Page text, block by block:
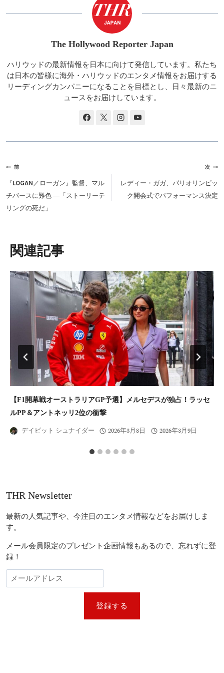
The Hollywood Reporter Japan
ハリウッドの最新情報を日本に向けて発信しています。私たち
は日本の皆様に海外・ハリウッドのエンタメ情報をお届けする
リーディングカンパニーになることを目標とし、日々最新のニ
ュースをお届けしています。
投
稿
ナ
ビ
シ
ョ
ン
前
『LOGAN／ローガン』監督、マル
チバースに難色 ―「ストーリーテ
リングの死だ」
次
レディー・ガガ、パリオリンピッ
ク開会式でパフォーマンス決定
類似投稿
【F1開幕戦オーストラリアGP予選】メルセデスが独占！ラッセ
ルPP＆アントネッリ2位の衝撃
デイビット シュナイダー 2026年3月8日 2026年3月9日
THR Newsletter
最新の人気記事や、今注目のエンタメ情報などをお届けしま
す。
メール会員限定のプレゼント企画情報もあるので、忘れずに登
録！
登録する